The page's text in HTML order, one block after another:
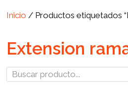
Inicio / Productos etiquetados
Extension